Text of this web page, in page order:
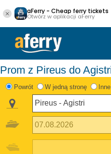
aFerry - Cheap ferry tickets
Otwórz w aplikacji aFerry
Prom z Pireus do
Powrót W jedną stronę